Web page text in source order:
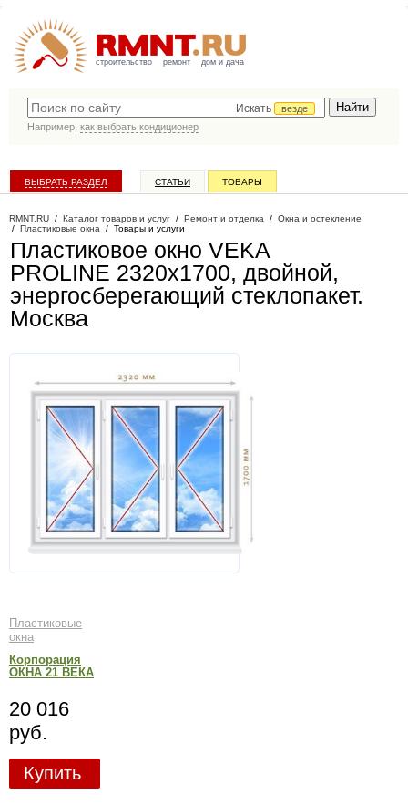
строительство ремонт дом и дача
Искать
везде
Например, как выбрать кондиционер
ВЫБРАТЬ РАЗДЕЛ СТАТЬИ ТОВАРЫ
RMNT.RU / Каталог товаров и услуг / Ремонт и отделка / Окна и остекление
/ Пластиковые окна / Товары и услуги
Пластиковое окно VEKA
PROLINE 2320х1700, двойной,
энергосберегающий стеклопакет.
Москва
Пластиковые
окна
Корпорация
ОКНА 21 ВЕКА
20 016
руб.
Купить